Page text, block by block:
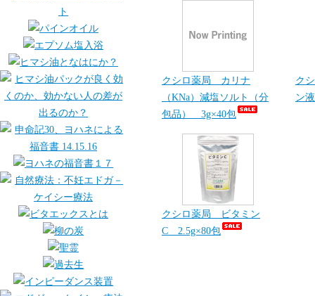
クシロ薬局 カリナ
（KNa）減塩ソルト（分
包品） 3g×40包
ク
ン
クシロ薬局 ビタミン
C 2.5g×80包